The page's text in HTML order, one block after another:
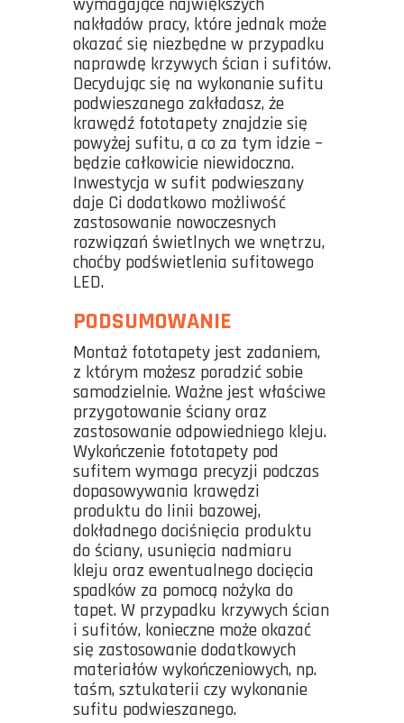
wymagające największych
nakładów pracy, które jednak może
okazać się niezbędne w przypadku
naprawdę krzywych ścian i sufitów.
Decydując się na wykonanie sufitu
podwieszanego zakładasz, że
krawędź fototapety znajdzie się
powyżej sufitu, a co za tym idzie –
będzie całkowicie niewidoczna.
Inwestycja w sufit podwieszany
daje Ci dodatkowo możliwość
zastosowanie nowoczesnych
rozwiązań świetlnych we wnętrzu,
choćby podświetlenia sufitowego
LED.
PODSUMOWANIE
Montaż fototapety jest zadaniem,
z którym możesz poradzić sobie
samodzielnie. Ważne jest właściwe
przygotowanie ściany oraz
zastosowanie odpowiedniego kleju.
Wykończenie fototapety pod
sufitem wymaga precyzji podczas
dopasowywania krawędzi
produktu do linii bazowej,
dokładnego dociśnięcia produktu
do ściany, usunięcia nadmiaru
kleju oraz ewentualnego docięcia
spadków za pomocą nożyka do
tapet. W przypadku krzywych ścian
i sufitów, konieczne może okazać
się zastosowanie dodatkowych
materiałów wykończeniowych, np.
taśm, sztukaterii czy wykonanie
sufitu podwieszanego.